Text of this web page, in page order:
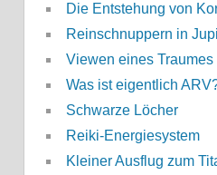
Die Entstehung von
Reinschnuppern in
Viewen eines Traumes
Was ist eigentlich
Schwarze Löcher
Reiki-Energiesystem
Kleiner Ausflug zum